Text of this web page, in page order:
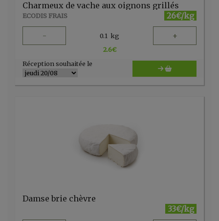
Charmeux de vache aux oignons grillés
ECODIS FRAIS 26€/kg
- 0.1 kg +
2.6€
Réception souhaitée le
Damse brie chèvre
33€/kg